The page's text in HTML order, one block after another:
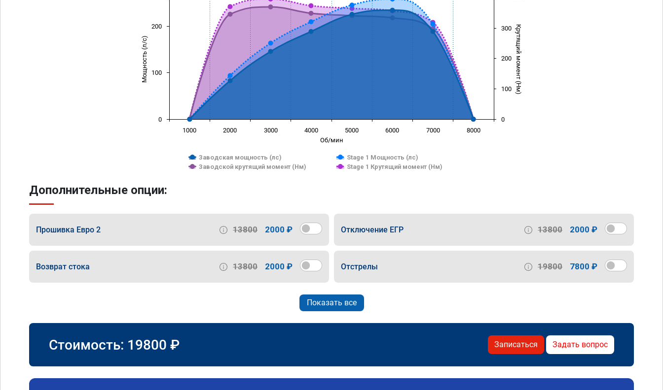
Об/мин
Мощность (л/с) Крутящий момент (Нм)
Заводская мощность (лс)
Stage 1 Мощность (лс)
Заводской крутящий момент (Нм)
Stage 1 Крутящий момент (Нм)
1000 2000 3000 4000 5000 6000 7000 8000
0
100
200
0
100
200
300
Дополнительные опции:
Прошивка Евро 2 13800 2000 ₽ Отключение ЕГР 13800 2000 ₽
Возврат стока 13800 2000 ₽ Отстрелы 19800 7800 ₽
Показать все
Стоимость: 19800 ₽ Записаться Задать вопрос